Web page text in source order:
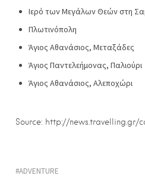
Ιερό των Μεγάλων Θεών στη
Πλωτινόπολη
Άγιος Αθανάσιος, Μεταξάδες
Άγιος Παντελεήμονας, Παλιούρι
Άγιος Αθανάσιος, Αλεποχώρι
Source: http://
ADVENTURE